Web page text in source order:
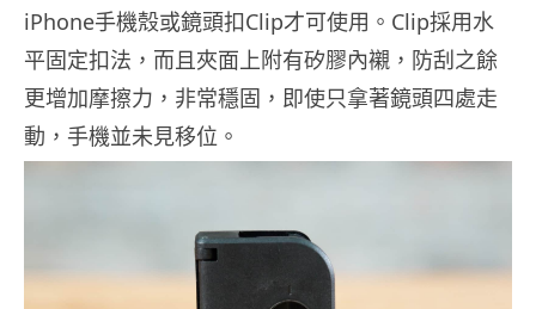
iPhone手機殼或鏡頭扣Clip才可使用。Clip採用水
平固定扣法，而且夾面上附有矽膠內襯，防刮之餘
更增加摩擦力，非常穩固，即使只拿著鏡頭四處走
動，手機並未見移位。